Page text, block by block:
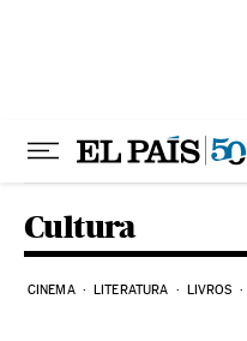
Cultura
CINEMA LITERATURA LIVROS